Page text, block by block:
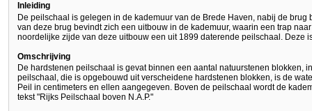
Inleiding
De peilschaal is gelegen in de kademuur van de Brede Haven, nabij de
van deze brug bevindt zich een uitbouw in de kademuur, waarin een trap
noordelijke zijde van deze uitbouw een uit 1899 daterende peilschaal. Deze
Omschrijving
De hardstenen peilschaal is gevat binnen een aantal natuurstenen blokken,
peilschaal, die is opgebouwd uit verscheidene hardstenen blokken, is de
Peil in centimeters en ellen aangegeven. Boven de peilschaal wordt de
tekst "Rijks Peilschaal boven N.A.P."